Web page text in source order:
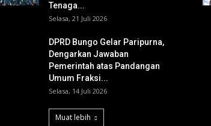
Tenaga...
Selasa, 21 Juli 2026
DPRD Bungo Gelar Paripurna,
Dengarkan Jawaban
Pemerintah atas Pandangan
Umum Fraksi...
Selasa, 14 Juli 2026
Muat lebih